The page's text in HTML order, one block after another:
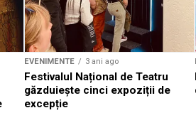
EVENIMENTE 3 ani ago
Festivalul Național de Teatru
găzduiește cinci expoziții de
excepție